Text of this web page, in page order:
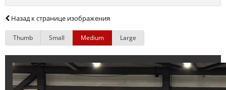
Назад к странице изображения
Thumb Small Medium Large